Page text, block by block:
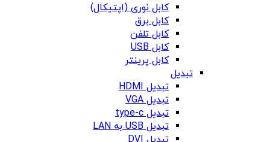
کابل نوری (اپتیکال)
کابل برق
کابل تلفن
کابل USB
کابل پرینتر
تبدیل
تبدیل HDMI
تبدیل VGA
تبدیل type-c
تبدیل USB به LAN